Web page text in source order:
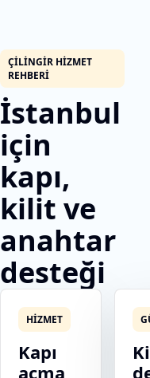
ÇILINGIR HIZMET
REHBERI
İstanbul
için
kapı,
kilit ve
anahtar
desteği
HIZMET
Kapı
açma